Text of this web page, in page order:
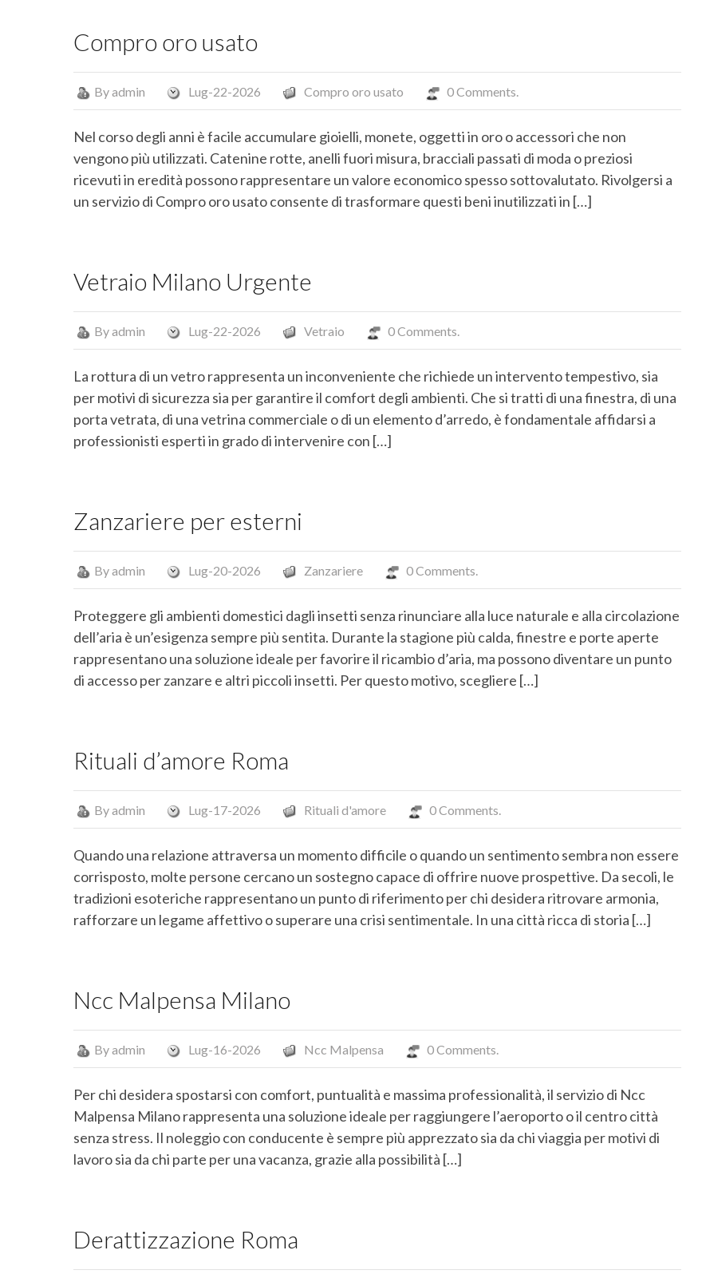
Compro oro usato
Byadmin Lug-22-2026 Compro oro usato 0 Comments.
Nel corso degli anni è facile accumulare gioielli, monete, oggetti in oro o accessori che non
vengono più utilizzati. Catenine rotte, anelli fuori misura, bracciali passati di moda o preziosi
ricevuti in eredità possono rappresentare un valore economico spesso sottovalutato. Rivolgersi a
un servizio di Compro oro usato consente di trasformare questi beni inutilizzati in […]
Vetraio Milano Urgente
Byadmin Lug-22-2026 Vetraio 0 Comments.
La rottura di un vetro rappresenta un inconveniente che richiede un intervento tempestivo, sia
per motivi di sicurezza sia per garantire il comfort degli ambienti. Che si tratti di una finestra, di una
porta vetrata, di una vetrina commerciale o di un elemento d’arredo, è fondamentale affidarsi a
professionisti esperti in grado di intervenire con […]
Zanzariere per esterni
Byadmin Lug-20-2026 Zanzariere 0 Comments.
Proteggere gli ambienti domestici dagli insetti senza rinunciare alla luce naturale e alla circolazione
dell’aria è un’esigenza sempre più sentita. Durante la stagione più calda, finestre e porte aperte
rappresentano una soluzione ideale per favorire il ricambio d’aria, ma possono diventare un punto
di accesso per zanzare e altri piccoli insetti. Per questo motivo, scegliere […]
Rituali d’amore Roma
Byadmin Lug-17-2026 Rituali d'amore 0 Comments.
Quando una relazione attraversa un momento difficile o quando un sentimento sembra non essere
corrisposto, molte persone cercano un sostegno capace di offrire nuove prospettive. Da secoli, le
tradizioni esoteriche rappresentano un punto di riferimento per chi desidera ritrovare armonia,
rafforzare un legame affettivo o superare una crisi sentimentale. In una città ricca di storia […]
Ncc Malpensa Milano
Byadmin Lug-16-2026 Ncc Malpensa 0 Comments.
Per chi desidera spostarsi con comfort, puntualità e massima professionalità, il servizio di Ncc
Malpensa Milano rappresenta una soluzione ideale per raggiungere l’aeroporto o il centro città
senza stress. Il noleggio con conducente è sempre più apprezzato sia da chi viaggia per motivi di
lavoro sia da chi parte per una vacanza, grazie alla possibilità […]
Derattizzazione Roma